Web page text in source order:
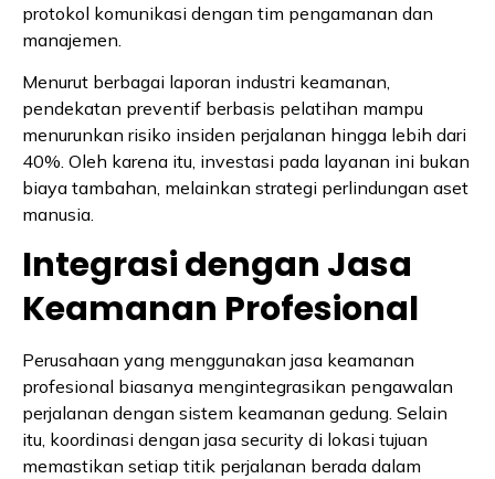
protokol komunikasi dengan tim pengamanan dan
manajemen.
Menurut berbagai laporan industri keamanan,
pendekatan preventif berbasis pelatihan mampu
menurunkan risiko insiden perjalanan hingga lebih dari
40%. Oleh karena itu, investasi pada layanan ini bukan
biaya tambahan, melainkan strategi perlindungan aset
manusia.
Integrasi dengan Jasa
Keamanan Profesional
Perusahaan yang menggunakan jasa keamanan
profesional biasanya mengintegrasikan pengawalan
perjalanan dengan sistem keamanan gedung. Selain
itu, koordinasi dengan jasa security di lokasi tujuan
memastikan setiap titik perjalanan berada dalam